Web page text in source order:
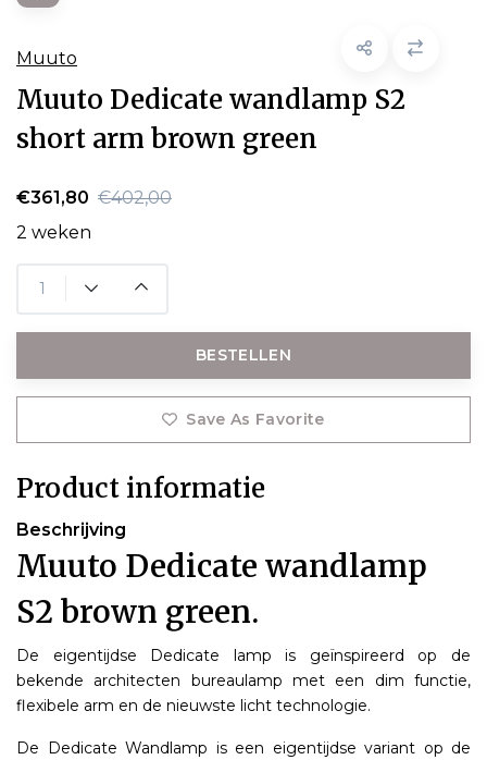
Muuto
Muuto Dedicate wandlamp S2
short arm brown green
€361,80 €402,00
2 weken
BESTELLEN
Save As Favorite
Product informatie
Beschrijving
Muuto Dedicate wandlamp
S2 brown green.
De eigentijdse Dedicate lamp is geïnspireerd op de
bekende architecten bureaulamp met een dim functie,
flexibele arm en de nieuwste licht technologie.
De Dedicate Wandlamp is een eigentijdse variant op de